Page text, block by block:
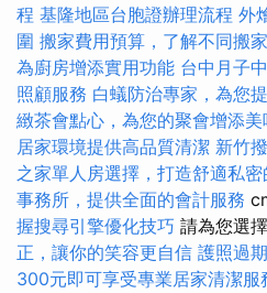
程 基隆地區台胞證辦理流程 外
圍 搬家費用預算，了解不同搬
為廚房增添實用功能 台中月子
照顧服務 白蟻防治專家，為您
緻茶會點心，為您的聚會增添美
居家環境提供高品質清潔 新竹
之家單人房選擇，打造舒適私
事務所，提供全面的會計服務
握搜尋引擎優化技巧 請為您選
正，讓你的笑容更自信 護照過
300元即可享受專業居家清潔服